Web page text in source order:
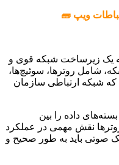
ویپ 🧱
یک زیرساخت شبکه قوی و
شامل روترها، سوئیچ‌ها،
که شبکه ارتباطی سازمان
داده را بین
نقش مهمی در عملکرد
صوتی باید به طور صحیح و